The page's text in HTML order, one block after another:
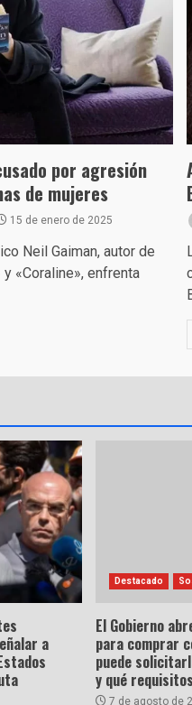
por agresión
de mujeres
15 de enero de 2025
Neil Gaiman, autor de
«Coraline», enfrenta
a
Destacado
El Gobierno
para comprar
puede
y qué
7 de agosto de